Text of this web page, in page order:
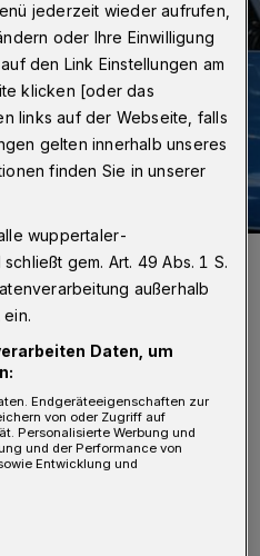
waren zwei
Rahmen ihrer Streife
ihnen auf der
jederzeit wieder aufrufen,
oder Ihre Einwilligung
den Link Einstellungen am
klicken [oder das
links auf der Webseite, falls
gelten innerhalb unseres
finden Sie in unserer
wuppertaler-
gem. Art. 49 Abs. 1 S.
außerhalb
ein.
Daten, um
Endgeräteeigenschaften zur
von oder Zugriff auf
Personalisierte Werbung und
und der Performance von
Entwicklung und